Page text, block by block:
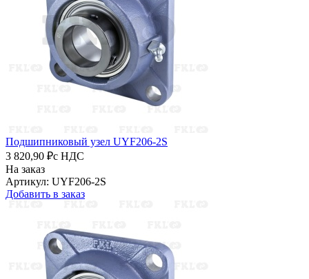
Подшипниковый узел UYF206-2S
3 820,90 ₽с НДС
На заказ
Артикул: UYF206-2S
Добавить в заказ